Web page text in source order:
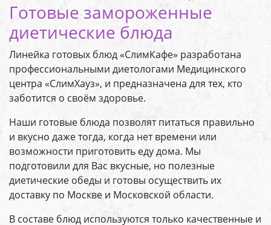
Готовые замороженные
диетические блюда
Линейка готовых блюд «СлимКафе» разработана
профессиональными диетологами Медицинского
центра «СлимХауз», и предназначена для тех, кто
заботится о своём здоровье.
Наши готовые блюда позволят питаться правильно
и вкусно даже тогда, когда нет времени или
возможности приготовить еду дома. Мы
подготовили для Вас вкусные, но полезные
диетические обеды и готовы осуществить их
доставку по Москве и Московской области.
В составе блюд используются только качественные и